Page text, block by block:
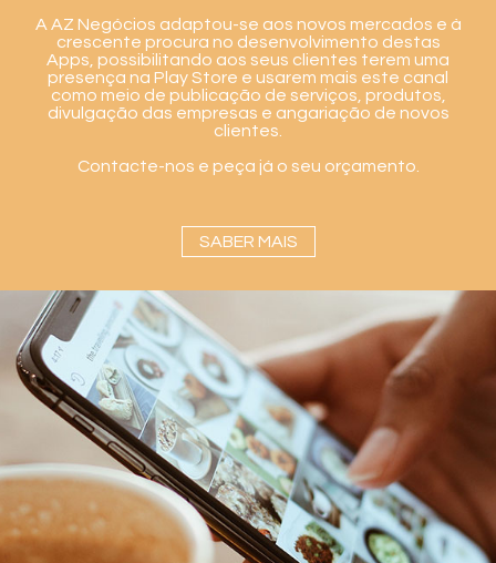
A AZ Negócios adaptou-se aos novos mercados e à
crescente procura no desenvolvimento destas
Apps, possibilitando aos seus clientes terem uma
presença na Play Store e usarem mais este canal
como meio de publicação de serviços, produtos,
divulgação das empresas e angariação de novos
clientes.
Contacte-nos e peça já o seu orçamento.
SABER MAIS